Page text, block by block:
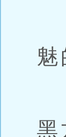
魅
黑